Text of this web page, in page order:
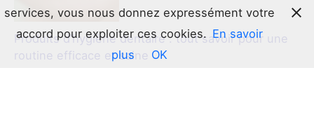
Produits d’hygiène dentaire : tout savoir pour une
routine efficace et saine
services, vous nous donnez expressément votre
accord pour exploiter ces cookies. En savoir
plus
OK